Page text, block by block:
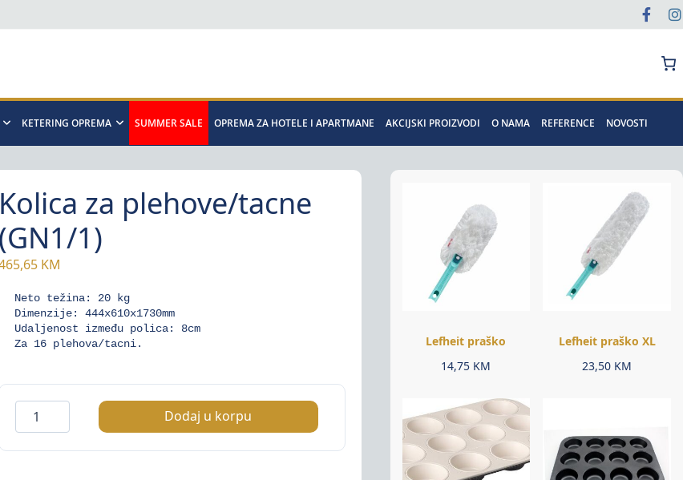
KETERING OPREMA SUMMER SALE OPREMA ZA HOTELE I APARTMANE AKCIJSKI PROIZVODI O NAMA REFERENCE NOVOSTI
Kolica za plehove/tacne
(GN1/1)
KM
Neto težina: 20 kg
Dimenzije: 444x610x1730mm
Udaljenost između polica: 8cm
Za 16 plehova/tacni.
Kolica
za
plehove/tacne
Dodaj u korpu
Lefheit praško
14,75 KM
Lefheit praško XL
23,50 KM